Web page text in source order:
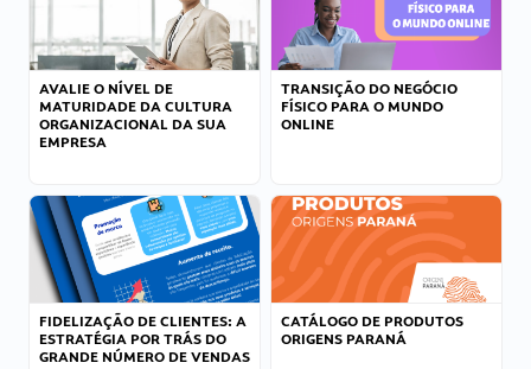
AVALIE O NÍVEL DE
MATURIDADE DA CULTURA
ORGANIZACIONAL DA SUA
EMPRESA
TRANSIÇÃO DO NEGÓCIO
FÍSICO PARA O MUNDO
ONLINE
FIDELIZAÇÃO DE CLIENTES: A
ESTRATÉGIA POR TRÁS DO
GRANDE NÚMERO DE VENDAS
CATÁLOGO DE PRODUTOS
ORIGENS PARANÁ